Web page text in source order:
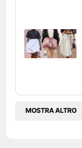
MOSTRA ALTRO